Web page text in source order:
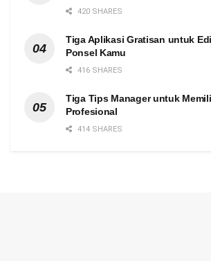
420 SHARES
Tiga Aplikasi Gratisan untuk
Ponsel Kamu
416 SHARES
Tiga Tips Manager untuk
Profesional
414 SHARES